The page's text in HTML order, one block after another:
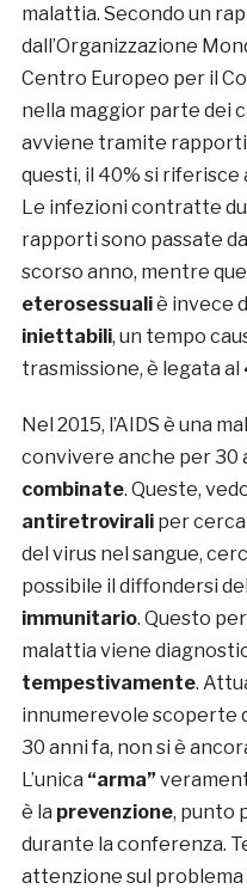
malattia. Secondo un
dall’Organizzazione
Centro Europeo per il
nella maggior parte dei
avviene tramite rapporti
questi, il 40% si riferisce
Le infezioni contratte
rapporti sono passate
scorso anno, mentre
eterosessualiè invece
iniettabili, un tempo
trasmissione, è legata al
Nel 2015, l’AIDS è una
convivere anche per 30
combinate. Queste,
antiretroviraliper
del virus nel sangue,
possibile il diffondersi
immunitario. Questo
malattia viene
tempestivamente.
innumerevole scoperte
30 anni fa, non si è
L’unica “arma”
è la prevenzione, punto
durante la conferenza.
attenzione sul problema